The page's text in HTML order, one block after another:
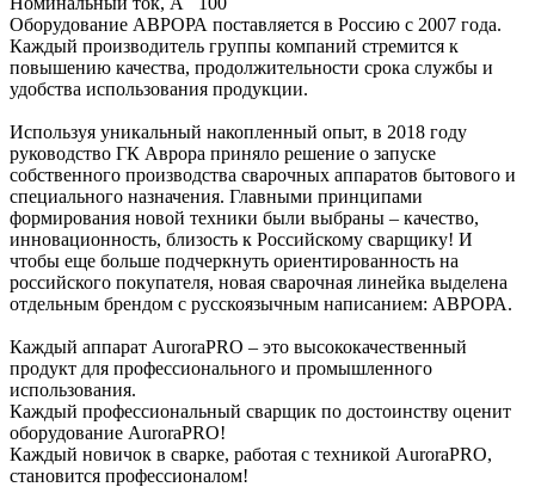
Оборудование АВРОРА поставляется в Россию с 2007 года.
Каждый производитель группы компаний стремится к
повышению качества, продолжительности срока службы и
удобства использования продукции.
Используя уникальный накопленный опыт, в 2018 году
руководство ГК Аврора приняло решение о запуске
собственного производства сварочных аппаратов бытового и
специального назначения. Главными принципами
формирования новой техники были выбраны – качество,
инновационность, близость к Российскому сварщику! И
чтобы еще больше подчеркнуть ориентированность на
российского покупателя, новая сварочная линейка выделена
отдельным брендом с русскоязычным написанием: АВРОРА.
Каждый аппарат AuroraPRO – это высококачественный
продукт для профессионального и промышленного
использования.
Каждый профессиональный сварщик по достоинству оценит
оборудование AuroraPRO!
Каждый новичок в сварке, работая с техникой AuroraPRO,
становится профессионалом!